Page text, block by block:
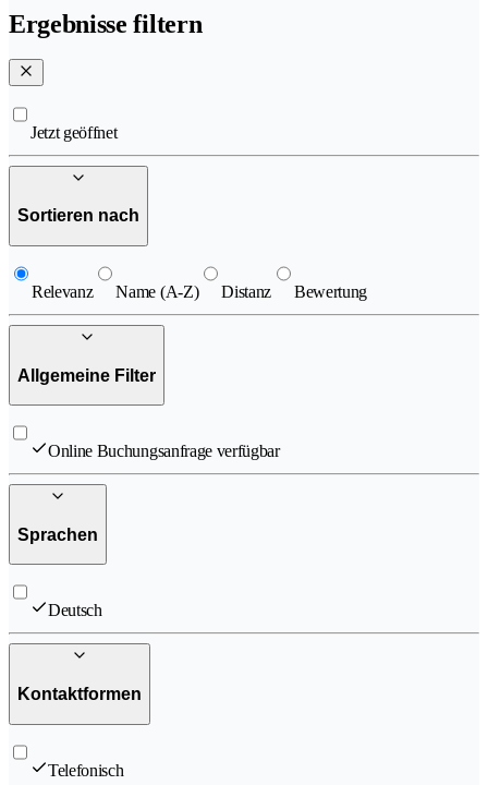
Ergebnisse filtern
Jetzt geöffnet
Sortieren nach
Relevanz Name (A-Z) Distanz Bewertung
Allgemeine Filter
Online Buchungsanfrage verfügbar
Sprachen
Deutsch
Kontaktformen
Telefonisch